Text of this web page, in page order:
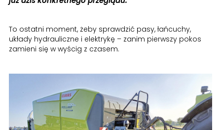
To ostatni moment, żeby sprawdzić pasy, łańcuchy,
układy hydrauliczne i elektrykę – zanim pierwszy pokos
zamieni się w wyścig z czasem.